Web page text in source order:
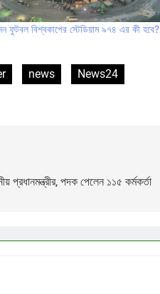
ফুটবল বিশ্বকাপের স্টেডিয়াম ৯৭৪ এর কী হবে?
news
News24
প্রধানমন্ত্রীর, পদক পেলেন ১১৫ কর্মকর্তা